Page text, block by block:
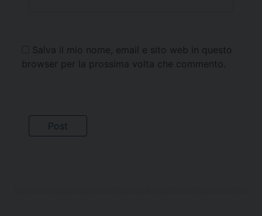
Salva il mio nome, email e sito web in questo
browser per la prossima volta che commento.